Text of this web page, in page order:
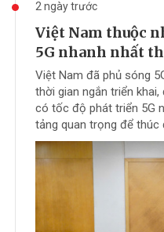
2 ngày trước
Việt Nam thuộc
5G nhanh nhất
Việt Nam đã phủ sóng
thời gian ngắn triển
có tốc độ phát triển 5G
tảng quan trọng để thúc